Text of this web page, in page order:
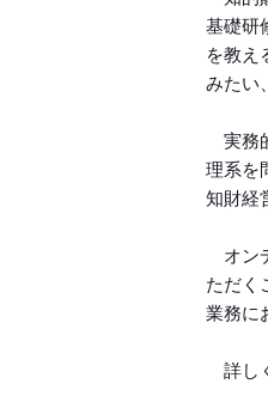
基礎研
を教え
みたい
実務
理系を
知財経
オン
ただく
業務に
詳し